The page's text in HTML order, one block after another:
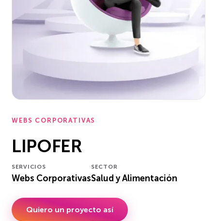
WEBS CORPORATIVAS
LIPOFER
SERVICIOS
Webs Corporativas
SECTOR
Salud y Alimentación
Quiero un proyecto así